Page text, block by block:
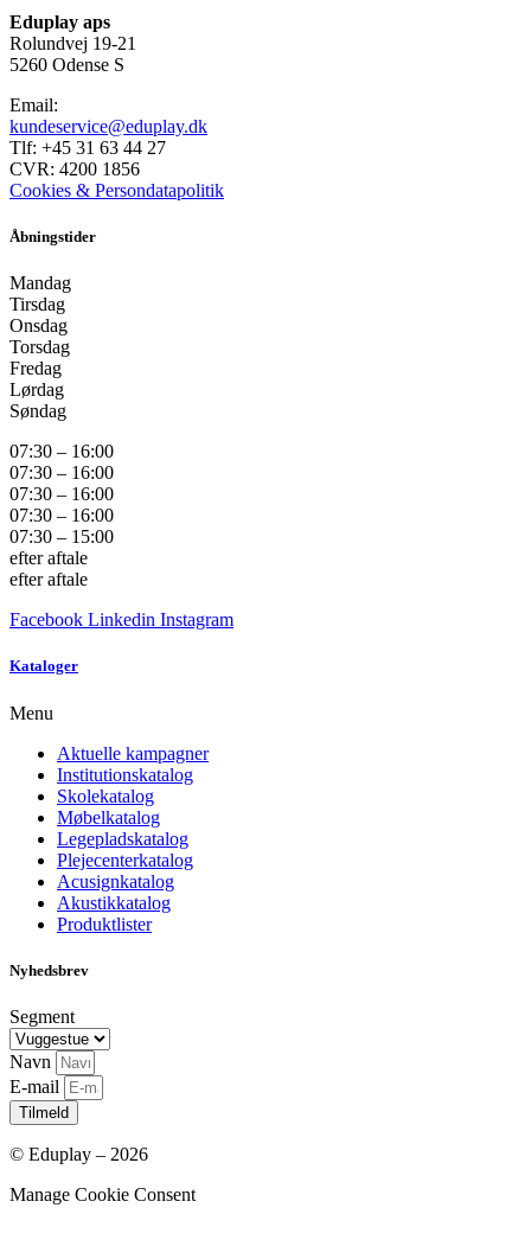
Eduplay aps
Rolundvej 19-21
5260 Odense S
Email:
kundeservice@eduplay.dk
Tlf: +45 31 63 44 27
CVR: 4200 1856
Cookies & Persondatapolitik
Åbningstider
Mandag
Tirsdag
Onsdag
Torsdag
Fredag
Lørdag
Søndag
07:30 – 16:00
07:30 – 16:00
07:30 – 16:00
07:30 – 16:00
07:30 – 15:00
efter aftale
efter aftale
Facebook Linkedin Instagram
Kataloger
Menu
Aktuelle kampagner
Institutionskatalog
Skolekatalog
Møbelkatalog
Legepladskatalog
Plejecenterkatalog
Acusignkatalog
Akustikkatalog
Produktlister
Nyhedsbrev
Segment
Navn
E-mail
Tilmeld
© Eduplay – 2026
Manage Cookie Consent